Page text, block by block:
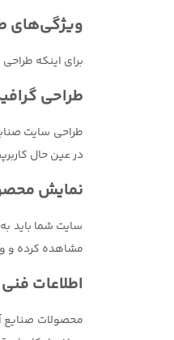
ویژگی‌های
برای اینکه
طراحی
طراحی سایت
در عین حال
نمایش
سایت شما باید
مشاهده کرده و
اطلاعات
محصولات صنایع